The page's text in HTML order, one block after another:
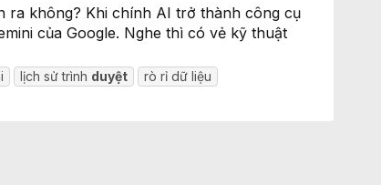
ra không? Khi chính AI trở thành công cụ
của Google. Nghe thì có vẻ kỹ thuật
lịch sử trình duyệt
rò rỉ dữ liệu